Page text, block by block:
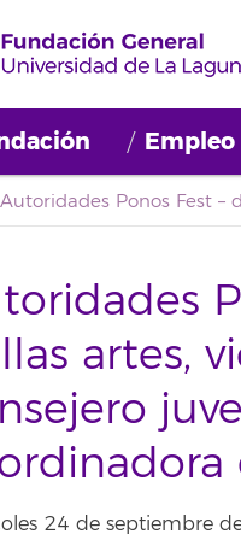
Empleo
artes,
24 de septiembre